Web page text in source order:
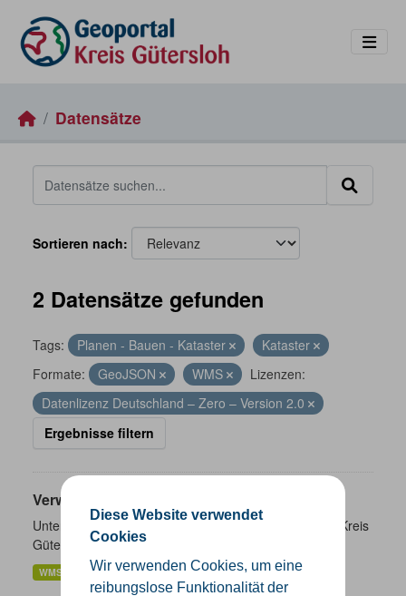
Diese Website verwendet
Cookies
Wir verwenden Cookies, um eine
reibungslose Funktionalität der
Datensätze
Sortieren nach
2 Datensätze gefunden
Tags: Planen - Bauen - Kataster
Kataster
Formate:
GeoJSON WMS
Lizenzen:
Datenlizenz Deutschland – Zero – Version 2.0
Ergebnisse filtern
Verwaltungsgrenzen
Unterschiedliche Ebenen der Verwaltungsgrenzen im Kreis
Gütersloh
WMS SHP GeoJSON KML